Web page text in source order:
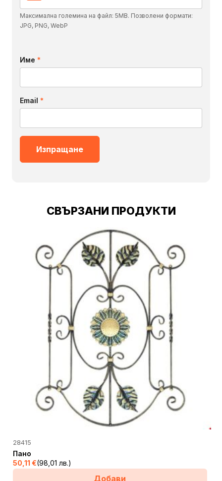
Максимална големина на файл: 5MB. Позволени формати:
JPG, PNG, WebP
Име *
Email *
СВЪРЗАНИ ПРОДУКТИ
28415
Пано
50,11 €(98,01 лв.)
Добави